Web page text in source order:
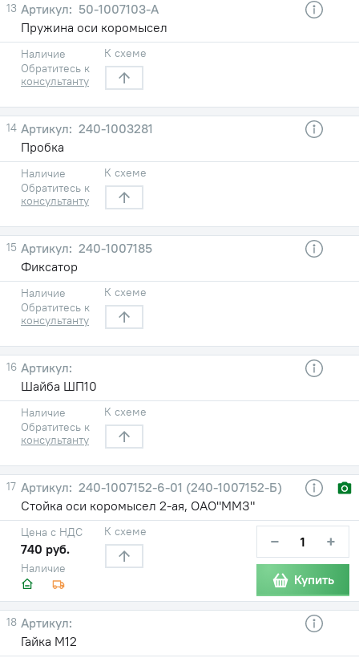
13
50-1007103-А
Пружина оси коромысел
Наличие
Обратитесь к
консультанту
К схеме
14
240-1003281
Пробка
Наличие
Обратитесь к
консультанту
К схеме
15
240-1007185
Фиксатор
Наличие
Обратитесь к
консультанту
К схеме
16
Шайба ШП10
Наличие
Обратитесь к
консультанту
К схеме
17
240-1007152-6-01 (240-1007152-Б)
Стойка оси коромысел 2-ая, ОАО"ММЗ"
Наличие
Цена с НДС
740 руб.
К схеме − +
Купить
18
Гайка М12